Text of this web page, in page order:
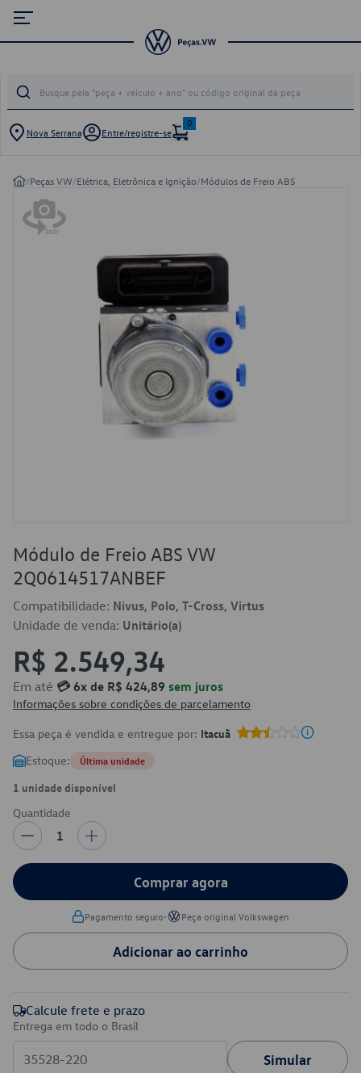
Nova Serrana Entre/registre-se
0
/Peças VW/Elétrica, Eletrônica e Ignição/Módulos de Freio ABS
Módulo de Freio ABS VW
2Q0614517ANBEF
Compatibilidade: Nivus, Polo, T-Cross, Virtus
Unidade de venda: Unitário(a)
R$ 2.549,34
Em até 💳 6x de R$ 424,89 sem juros
Informações sobre condições de parcelamento
Essa peça é vendida e entregue por: Itacuã
Estoque: Última unidade
1 unidade disponível
Quantidade
1
Comprar agora
Pagamento seguro• Peça original Volkswagen
Adicionar ao carrinho
Calcule frete e prazo
Entrega em todo o Brasil
Simular